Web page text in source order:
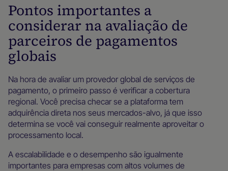
Pontos importantes a
considerar na avaliação de
parceiros de pagamentos
globais
Na hora de avaliar um provedor global de serviços de
pagamento, o primeiro passo é verificar a cobertura
regional. Você precisa checar se a plataforma tem
adquirência direta nos seus mercados-alvo, já que isso
determina se você vai conseguir realmente aproveitar o
processamento local.
A escalabilidade e o desempenho são igualmente
importantes para empresas com altos volumes de